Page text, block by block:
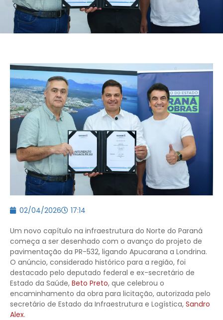
02/04/2026 17:14
Um novo capítulo na infraestrutura do Norte do Paraná
começa a ser desenhado com o avanço do projeto de
pavimentação da PR-532, ligando Apucarana a Londrina.
O anúncio, considerado histórico para a região, foi
destacado pelo deputado federal e ex-secretário de
Estado da Saúde, Beto Preto, que celebrou o
encaminhamento da obra para licitação, autorizada pelo
secretário de Estado da Infraestrutura e Logística, Sandro
Alex.